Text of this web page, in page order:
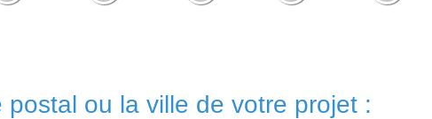
postal ou la ville de votre projet :